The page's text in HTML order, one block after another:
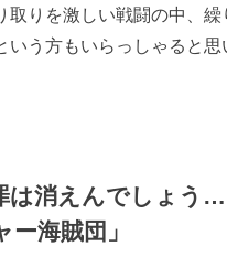
取りを激しい戦闘の中、
いう方もいらっしゃると思
は消えんでしょう
海賊団」